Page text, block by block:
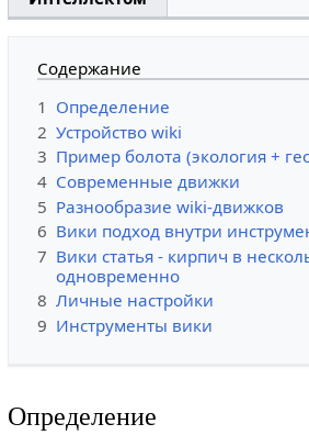
Содержание
1 Определение
2 Устройство wiki
3 Пример болота (экология +
4 Современные движки
5 Разнообразие wiki-движков
6 Вики подход внутри
7 Вики статья - кирпич в
одновременно
8 Личные настройки
9 Инструменты вики
Определение